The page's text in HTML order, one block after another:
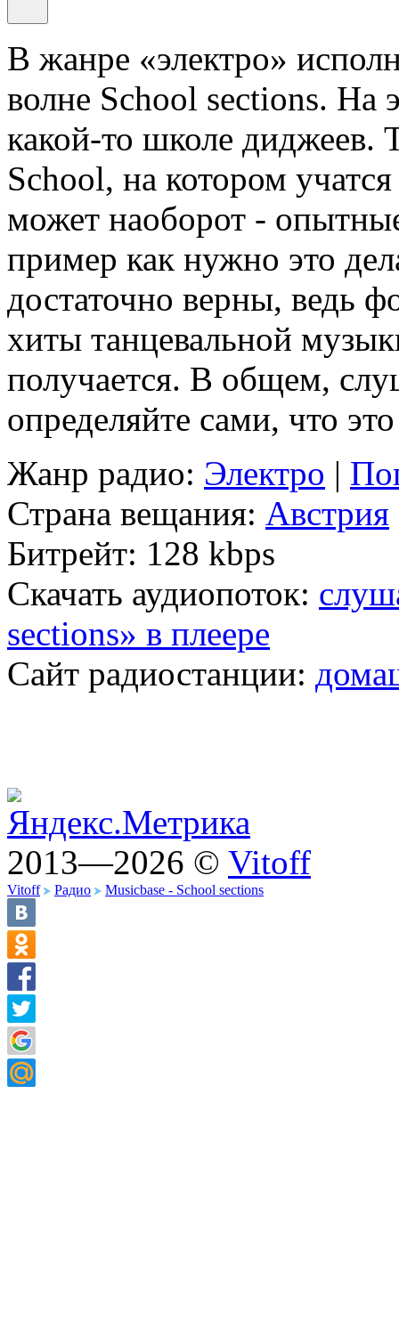
В жанре «электро»
волне School sections. На
какой-то школе диджеев.
School, на котором
может наоборот -
пример как нужно это
достаточно верны, ведь
хиты танцевальной
получается. В общем,
определяйте сами, что
Жанр радио: Электро |
Страна вещания: Австрия
Битрейт: 128 kbps
Скачать аудиопоток:
sections» в плеере
Сайт радиостанции:
2013—2026 © Vitoff
Vitoff Радио Musicbase - School sections